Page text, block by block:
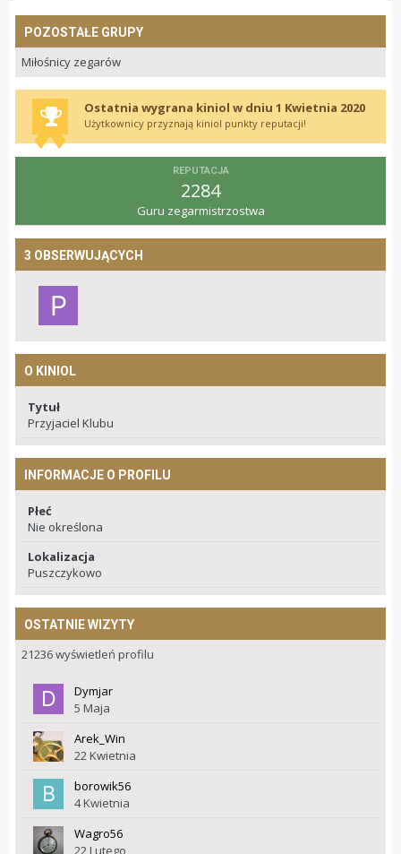
POZOSTAŁE GRUPY
Miłośnicy zegarów
Ostatnia wygrana kiniol w dniu 1 Kwietnia 2020
Użytkownicy przyznają kiniol punkty reputacji!
REPUTACJA
2284
Guru zegarmistrzostwa
3 OBSERWUJĄCYCH
O KINIOL
Tytuł
Przyjaciel Klubu
INFORMACJE O PROFILU
Płeć
Nie określona
Lokalizacja
Puszczykowo
OSTATNIE WIZYTY
21236 wyświetleń profilu
Dymjar
5 Maja
Arek_Win
22 Kwietnia
borowik56
4 Kwietnia
Wagro56
22 Lutego